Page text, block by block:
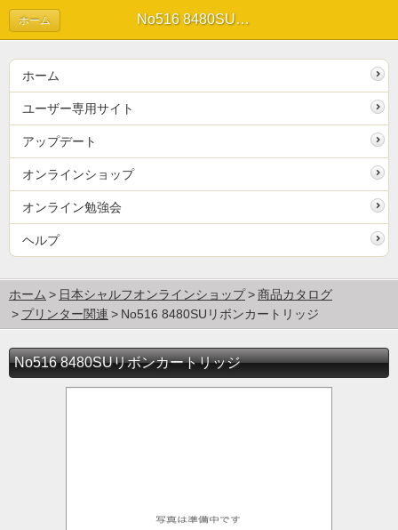
No516 8480SUリボンカートリッジ
ホーム
ホーム
ユーザー専用サイト
アップデート
オンラインショップ
オンライン勉強会
ヘルプ
ホーム 日本シャルフオンラインショップ
商品カタログ
プリンター関連
No516 8480SUリボンカートリッジ
No516 8480SUリボンカートリッジ